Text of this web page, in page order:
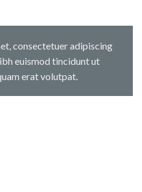
consectetuer adipiscing
euismod tincidunt ut
erat volutpat.